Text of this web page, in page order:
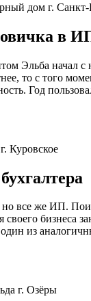
дом г.
в
Эльба начал с
то с того
Год
г. Куровское
все же ИП.
своего бизнеса
из
г. Озёры